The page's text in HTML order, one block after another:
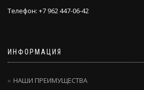
Телефон: +7 962 447-06-42
ИНФОРМАЦИЯ
НАШИ ПРЕИМУЩЕСТВА